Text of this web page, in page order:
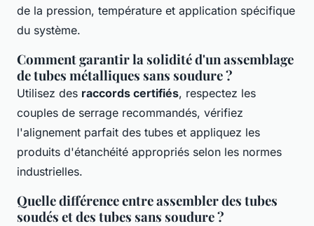
de la pression, température et application spécifique
du système.
Comment garantir la solidité d'un assemblage
de tubes métalliques sans soudure ?
Utilisez des raccords certifiés, respectez les
couples de serrage recommandés, vérifiez
l'alignement parfait des tubes et appliquez les
produits d'étanchéité appropriés selon les normes
industrielles.
Quelle différence entre assembler des tubes
soudés et des tubes sans soudure ?